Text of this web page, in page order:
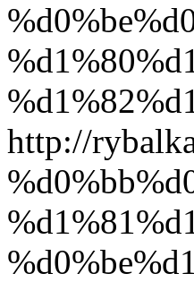
http://